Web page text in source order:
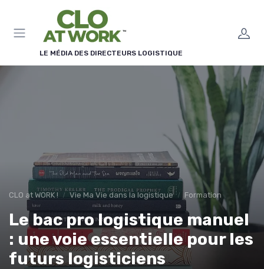
LE MÉDIA DES DIRECTEURS LOGISTIQUE
CLO at WORK ! Vie Ma Vie dans la logistique Formation
Le bac pro logistique manuel
: une voie essentielle pour les
futurs logisticiens
Panneau de gestion des cookies